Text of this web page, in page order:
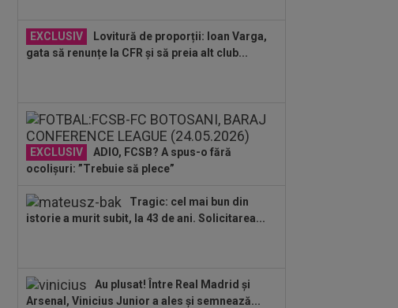
timp după ce Cosmin Matei a fost
suspendat de...
14:40
Surpriză! Decizia luată de Real
Madrid, după ce Barcelona ”l-a furat” pe
Rodri
14:35
Adrian Mazilu a semnat
14:27
Filipe Coelho, băgat în ședință de
EXCLUSIV
Lovitură de proporții: Ioan Varga,
gata să renunțe la CFR și să preia alt club...
EXCLUSIV
ADIO, FCSB? A spus-o fără
ocolișuri: ”Trebuie să plece”
Tragic: cel mai bun din
istorie a murit subit, la 43 de ani. Solicitarea...
Au plusat! Între Real Madrid și
Arsenal, Vinicius Junior a ales și semnează...